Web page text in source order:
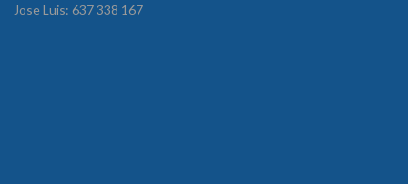
Jose Luis: 637 338 167